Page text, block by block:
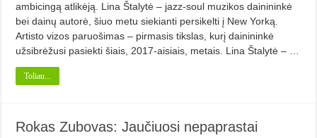
ambicingą atlikėją. Lina Štalytė – jazz-soul muzikos dainininkė
bei dainų autorė, šiuo metu siekianti persikelti į New Yorką.
Artisto vizos paruošimas – pirmasis tikslas, kurį dainininkė
užsibrėžusi pasiekti šiais, 2017-aisiais, metais. Lina Štalytė – …
Toliau...
Rokas Zubovas: Jaučiuosi nepaprastai